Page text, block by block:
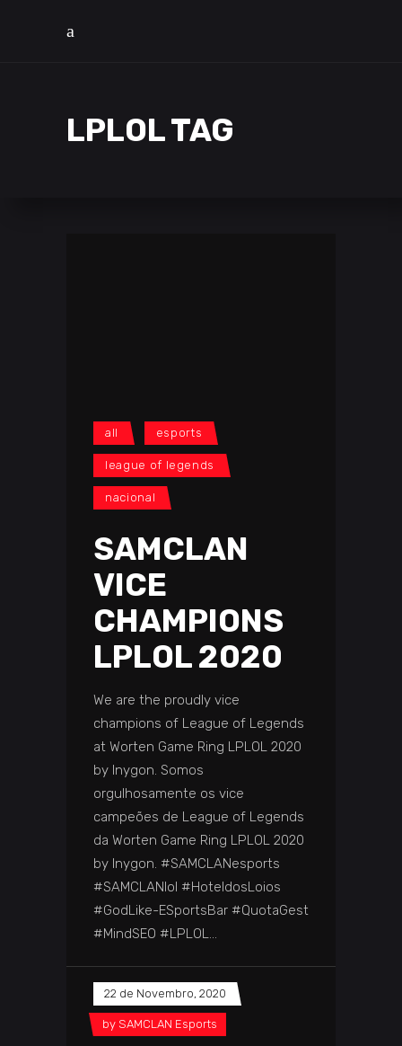
LPLOL TAG
all esports
league of legends
nacional
SAMCLAN
VICE
CHAMPIONS
LPLOL 2020
We are the proudly vice
champions of League of Legends
at Worten Game Ring LPLOL 2020
by Inygon. Somos
orgulhosamente os vice
campeões de League of Legends
da Worten Game Ring LPLOL 2020
by Inygon. #SAMCLANesports
#SAMCLANlol #HoteldosLoios
#GodLike-ESportsBar #QuotaGest
#MindSEO #LPLOL
22 de Novembro, 2020
by SAMCLAN Esports